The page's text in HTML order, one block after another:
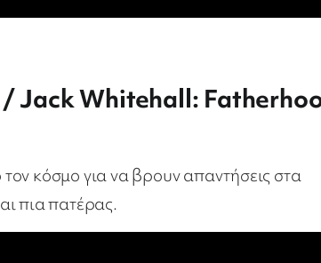
/ Jack Whitehall:
τον κόσμο για να βρουν απαντήσεις στα
πια πατέρας.